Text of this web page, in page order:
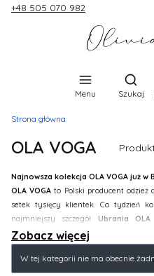
+48 505 070 982
Menu Szukaj
Strona główna
OLA VOGA
Najnowsza kolekcja OLA VOGA już w
OLA VOGAto Polski producent odzież
setek tysięcy klientek. Co tydzień
najmniejszy szczegół. Ubrania OLA
bawełniane t-shirty na lato w
sukienki mini oraz przepiękne,
swoich znajomych.
Zobacz więcej
Lista produktów
W tej kategorii nie ma obecnie